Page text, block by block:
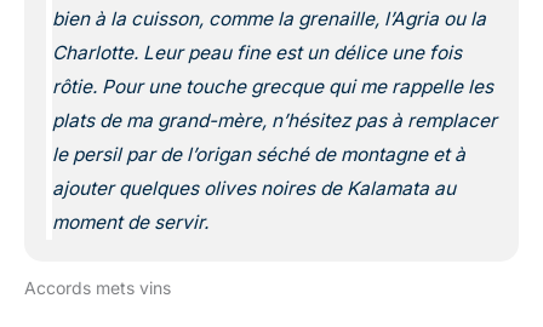
bien à la cuisson, comme la grenaille, l’Agria ou la
Charlotte. Leur peau fine est un délice une fois
rôtie. Pour une touche grecque qui me rappelle les
plats de ma grand-mère, n’hésitez pas à remplacer
le persil par de l’origan séché de montagne et à
ajouter quelques olives noires de Kalamata au
moment de servir.
Accords mets vins